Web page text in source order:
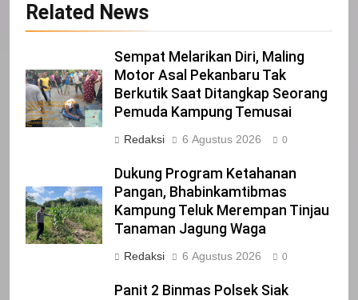
Related News
Sempat Melarikan Diri, Maling
Motor Asal Pekanbaru Tak
Berkutik Saat Ditangkap Seorang
Pemuda Kampung Temusai
Redaksi 6 Agustus 2026 0
Dukung Program Ketahanan
Pangan, Bhabinkamtibmas
Kampung Teluk Merempan Tinjau
Tanaman Jagung Waga
Redaksi 6 Agustus 2026 0
Panit 2 Binmas Polsek Siak
Selamat Hari Kebangkitan Nasional
IKLAN
21
Iklan Pemerintah Kabupaten Siak
22
NORMAN SILITONGA CALEG DPRD
PROVINSI DKI JAKARTA